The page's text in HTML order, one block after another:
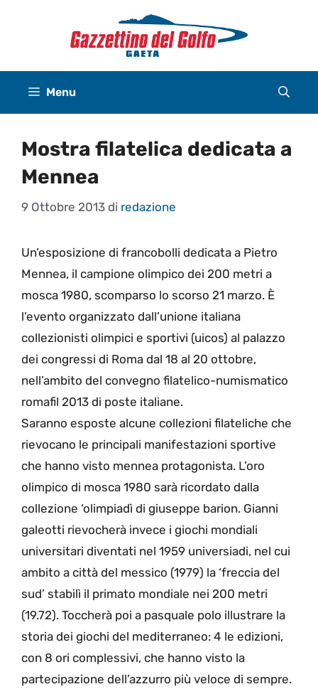
Menu
Mostra filatelica dedicata a
Mennea
9 Ottobre 2013 di redazione
Un’esposizione di francobolli dedicata a Pietro
Mennea, il campione olimpico dei 200 metri a
mosca 1980, scomparso lo scorso 21 marzo. È
l’evento organizzato dall’unione italiana
collezionisti olimpici e sportivi (uicos) al palazzo
dei congressi di Roma dal 18 al 20 ottobre,
nell’ambito del convegno filatelico-numismatico
romafil 2013 di poste italiane.
Saranno esposte alcune collezioni filateliche che
rievocano le principali manifestazioni sportive
che hanno visto mennea protagonista. L’oro
olimpico di mosca 1980 sarà ricordato dalla
collezione ‘olimpiadì di giuseppe barion. Gianni
galeotti rievocherà invece i giochi mondiali
universitari diventati nel 1959 universiadi, nel cui
ambito a città del messico (1979) la ‘freccia del
sud’ stabilì il primato mondiale nei 200 metri
(19.72). Toccherà poi a pasquale polo illustrare la
storia dei giochi del mediterraneo: 4 le edizioni,
con 8 ori complessivi, che hanno visto la
partecipazione dell’azzurro più veloce di sempre.